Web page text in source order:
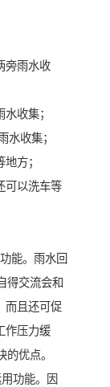
旁雨水收
收集；
水收集；
方；
可以洗车等
能。雨水回
得交流会和
而且还可促
作压力缓
优点。
功能。因